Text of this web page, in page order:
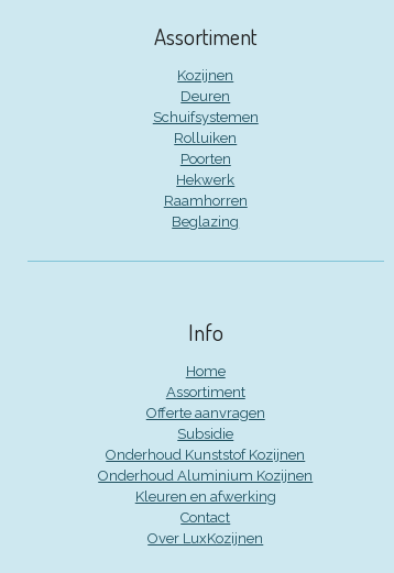
Assortiment
Kozijnen
Deuren
Schuifsystemen
Rolluiken
Poorten
Hekwerk
Raamhorren
Beglazing
Info
Home
Assortiment
Offerte aanvragen
Subsidie
Onderhoud Kunststof Kozijnen
Onderhoud Aluminium Kozijnen
Kleuren en afwerking
Contact
Over LuxKozijnen